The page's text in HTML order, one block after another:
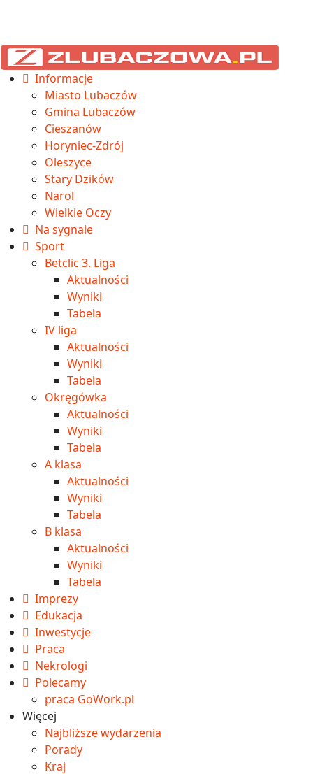
Informacje
Miasto Lubaczów
Gmina Lubaczów
Cieszanów
Horyniec-Zdrój
Oleszyce
Stary Dzików
Narol
Wielkie Oczy
Na sygnale
Sport
Betclic 3. Liga
Aktualności
Wyniki
Tabela
IV liga
Aktualności
Wyniki
Tabela
Okręgówka
Aktualności
Wyniki
Tabela
A klasa
Aktualności
Wyniki
Tabela
B klasa
Aktualności
Wyniki
Tabela
Imprezy
Edukacja
Inwestycje
Praca
Nekrologi
Polecamy
praca GoWork.pl
Więcej
Najbliższe wydarzenia
Porady
Kraj